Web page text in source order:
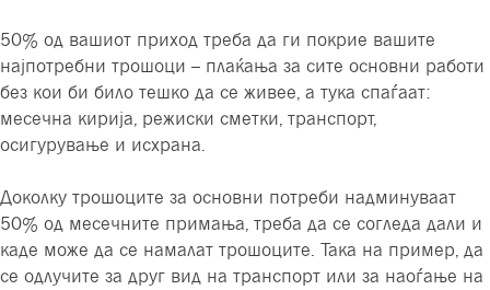
50% од вашиот приход треба да ги покрие вашите
најпотребни трошоци – плаќања за сите основни работи
без кои би било тешко да се живее, а тука спаѓаат:
месечна кирија, режиски сметки, транспорт,
осигурување и исхрана.
Доколку трошоците за основни потреби надминуваат
50% од месечните примања, треба да се согледа дали и
каде може да се намалат трошоците. Така на пример, да
се одлучите за друг вид на транспорт или за наоѓање на